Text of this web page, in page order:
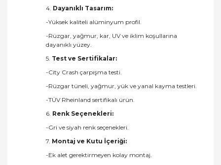
4. Dayanıklı Tasarım:
-Yüksek kaliteli alüminyum profil.
-Rüzgar, yağmur, kar, UV ve iklim koşullarına
dayanıklı yüzey.
5. Test ve Sertifikalar:
-City Crash çarpışma testi.
-Rüzgar tüneli, yağmur, yük ve yanal kayma testleri.
-TÜV Rheinland sertifikalı ürün.
6. Renk Seçenekleri:
-Gri ve siyah renk seçenekleri.
7. Montaj ve Kutu İçeriği:
-Ek alet gerektirmeyen kolay montaj.